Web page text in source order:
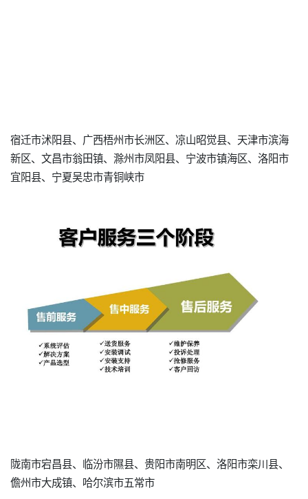
宿迁市沭阳县、广西梧州市长洲区、凉山昭觉县、天津市滨海
新区、文昌市翁田镇、滁州市凤阳县、宁波市镇海区、洛阳市
宜阳县、宁夏吴忠市青铜峡市
陇南市宕昌县、临汾市隰县、贵阳市南明区、洛阳市栾川县、
儋州市大成镇、哈尔滨市五常市